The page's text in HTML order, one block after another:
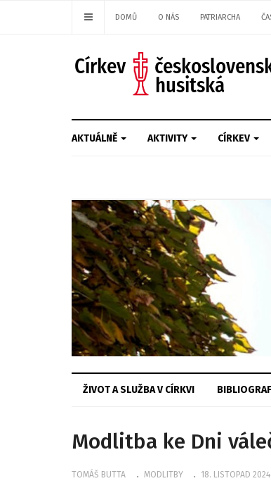
DOMŮ O NÁS PATRIARCHA
AKTUÁLNĚ AKTIVITY CÍRKEV
ŽIVOT A SLUŽBA V CÍRKVI
Modlitba ke Dni
TOMÁŠ BUTTA MODLITBY 18. LISTOPAD 2024